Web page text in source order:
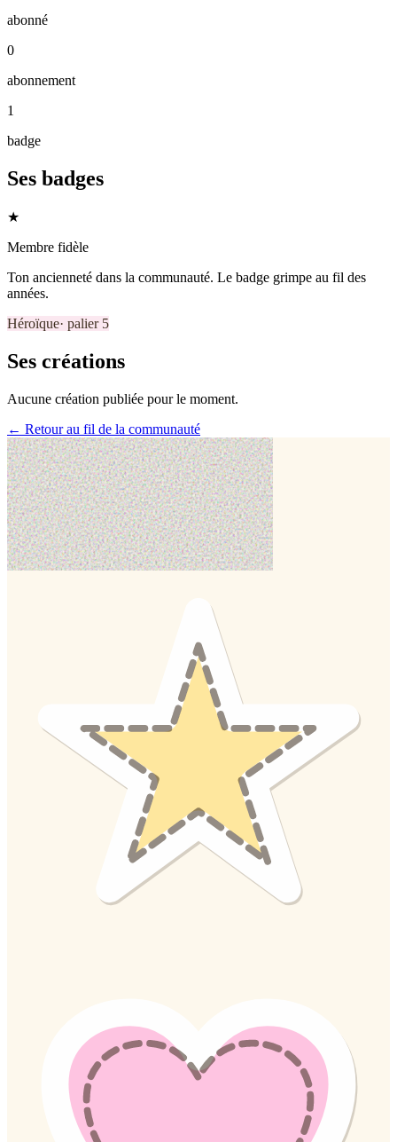
abonné
0
abonnement
1
badge
Ses badges
★
Membre fidèle
Ton ancienneté dans la communauté. Le badge grimpe au fil des
années.
Héroïque· palier 5
Ses créations
Aucune création publiée pour le moment.
← Retour au fil de la communauté